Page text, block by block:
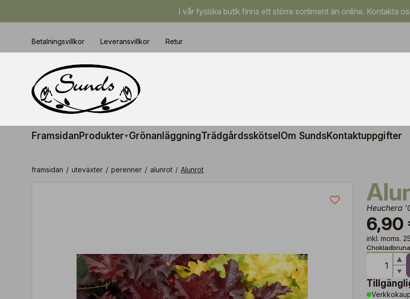
I vår fysiska butik finns ett större sortiment än online. Kontakta
Betalningsvillkor Leveransvillkor Retur
FramsidanProdukter GrönanläggningTrädgårdsskötsel Om SundsKontaktuppgifter
framsidan / uteväxter / perenner / alunrot / Alunrot
Heuchera
6,90
inkl. moms.